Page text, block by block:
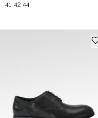
41 42 44